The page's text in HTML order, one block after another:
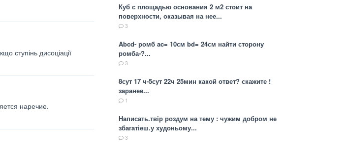
ступінь дисоціації
наречие.
Куб с площадью основания 2 м2 стоит на
поверхности, оказывая на нее...
3
Abcd- ромб ac= 10см bd= 24см найти сторону
ромба-?...
3
8сут 17 ч-5сут 22ч 25мин какой ответ? скажите !
заранее...
1
Написать.твір роздум на тему : чужим добром не
збагатіеш.у худоньому...
3